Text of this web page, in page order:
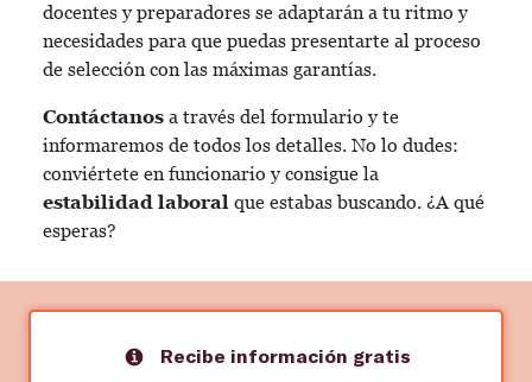
docentes y preparadores se adaptarán a tu ritmo y
necesidades para que puedas presentarte al proceso
de selección con las máximas garantías.
Contáctanos a través del formulario y te
informaremos de todos los detalles. No lo dudes:
conviértete en funcionario y consigue la
estabilidad laboral que estabas buscando. ¿A qué
esperas?
Recibe información gratis